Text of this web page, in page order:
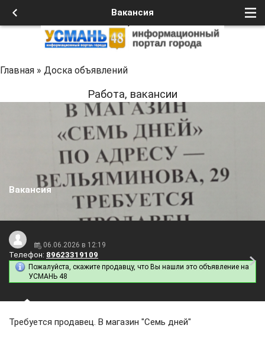
Вакансия
Главная » Доска объявлений
Работа, вакансии
Вакансия
06.06.2026 в 12:19
Телефон: 89623319109
Пожалуйста, скажите продавцу, что Вы нашли это объявление на
УСМАНЬ 48
Требуется продавец. В магазин "Семь дней"